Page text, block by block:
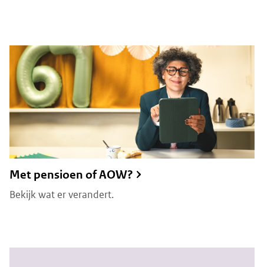
Met pensioen of AOW?
Bekijk wat er verandert.